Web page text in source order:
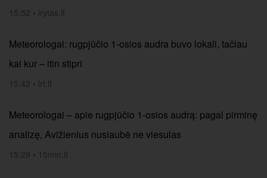
15:52 • lrytas.lt
Meteorologai: rugpjūčio 1-osios audra buvo lokali, tačiau
kai kur – itin stipri
15:42 • lrt.lt
Meteorologai – apie rugpjūčio 1-osios audrą: pagal pirminę
analizę, Avižienius nusiaubė ne viesulas
15:29 • 15min.lt